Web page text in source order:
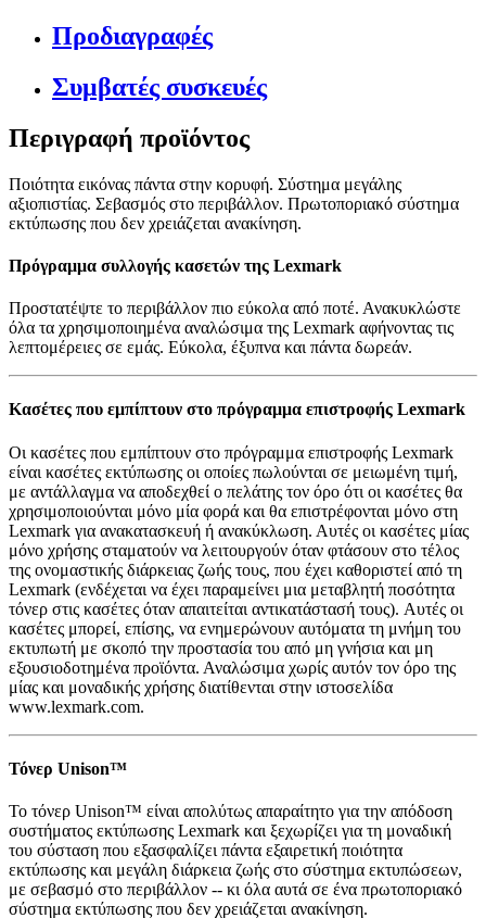
Προδιαγραφές
Συμβατές συσκευές
Περιγραφή προϊόντος
Ποιότητα εικόνας πάντα στην κορυφή. Σύστημα μεγάλης
αξιοπιστίας. Σεβασμός στο περιβάλλον. Πρωτοποριακό σύστημα
εκτύπωσης που δεν χρειάζεται ανακίνηση.
Πρόγραμμα συλλογής κασετών της Lexmark
Προστατέψτε το περιβάλλον πιο εύκολα από ποτέ. Ανακυκλώστε
όλα τα χρησιμοποιημένα αναλώσιμα της Lexmark αφήνοντας τις
λεπτομέρειες σε εμάς. Εύκολα, έξυπνα και πάντα δωρεάν.
Κασέτες που εμπίπτουν στο πρόγραμμα επιστροφής Lexmark
Οι κασέτες που εμπίπτουν στο πρόγραμμα επιστροφής Lexmark
είναι κασέτες εκτύπωσης οι οποίες πωλούνται σε μειωμένη τιμή,
με αντάλλαγμα να αποδεχθεί ο πελάτης τον όρο ότι οι κασέτες θα
χρησιμοποιούνται μόνο μία φορά και θα επιστρέφονται μόνο στη
Lexmark για ανακατασκευή ή ανακύκλωση. Αυτές οι κασέτες μίας
μόνο χρήσης σταματούν να λειτουργούν όταν φτάσουν στο τέλος
της ονομαστικής διάρκειας ζωής τους, που έχει καθοριστεί από τη
Lexmark (ενδέχεται να έχει παραμείνει μια μεταβλητή ποσότητα
τόνερ στις κασέτες όταν απαιτείται αντικατάστασή τους). Αυτές οι
κασέτες μπορεί, επίσης, να ενημερώνουν αυτόματα τη μνήμη του
εκτυπωτή με σκοπό την προστασία του από μη γνήσια και μη
εξουσιοδοτημένα προϊόντα. Αναλώσιμα χωρίς αυτόν τον όρο της
μίας και μοναδικής χρήσης διατίθενται στην ιστοσελίδα
www.lexmark.com.
Τόνερ Unison™
Το τόνερ Unison™ είναι απολύτως απαραίτητο για την απόδοση
συστήματος εκτύπωσης Lexmark και ξεχωρίζει για τη μοναδική
του σύσταση που εξασφαλίζει πάντα εξαιρετική ποιότητα
εκτύπωσης και μεγάλη διάρκεια ζωής στο σύστημα εκτυπώσεων,
με σεβασμό στο περιβάλλον -- κι όλα αυτά σε ένα πρωτοποριακό
σύστημα εκτύπωσης που δεν χρειάζεται ανακίνηση.